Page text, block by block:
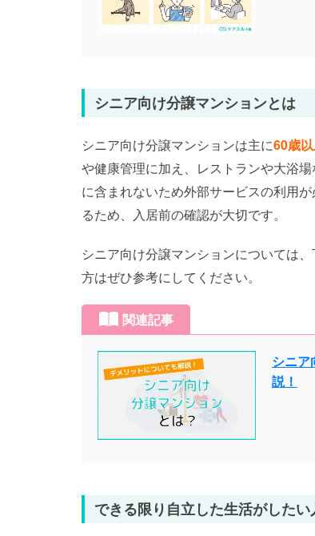
シニア向け分譲マンションとは
シニア向け分譲マンションは主に60歳
や健康管理に加え、レストランや大浴
に含まれないため外部サービスの利用
るため、入居前の確認が大切です。
シニア向け分譲マンションについては
方はぜひ参考にしてください。
関連記事
シニア
説！
できる限り自立した生活がした